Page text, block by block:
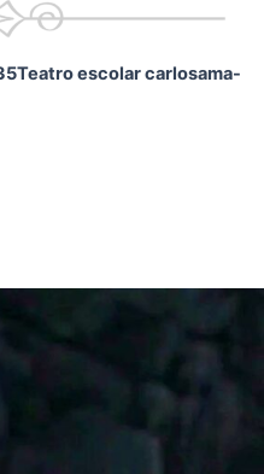
Teatro escolar carlosama-